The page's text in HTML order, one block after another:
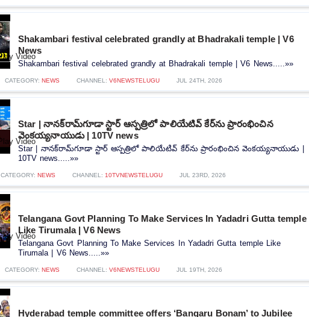
Shakambari festival celebrated grandly at Bhadrakali temple | V6
News
Shakambari festival celebrated grandly at Bhadrakali temple | V6 News.....»»
CATEGORY: NEWS CHANNEL: V6NEWSTELUGU JUL 24TH, 2026
Star | నానక్‌రామ్‌గూడా స్టార్ ఆస్పత్రిలో పాలియేటివ్ కేర్‌ను ప్రారంభించిన
వెంకయ్యనాయుడు | 10TV news
Star | నానక్‌రామ్‌గూడా స్టార్ ఆస్పత్రిలో పాలియేటివ్ కేర్‌ను ప్రారంభించిన వెంకయ్యనాయుడు |
10TV news.....»»
CATEGORY: NEWS CHANNEL: 10TVNEWSTELUGU JUL 23RD, 2026
Telangana Govt Planning To Make Services In Yadadri Gutta temple
Like Tirumala | V6 News
Telangana Govt Planning To Make Services In Yadadri Gutta temple Like
Tirumala | V6 News.....»»
CATEGORY: NEWS CHANNEL: V6NEWSTELUGU JUL 19TH, 2026
Hyderabad temple committee offers ‘Bangaru Bonam’ to Jubilee